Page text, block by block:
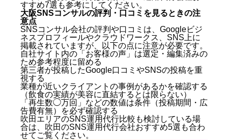
すすめ7選 も参考にしてください。
大阪SNSコンサルの評判・口コミを見るときの注
意点
SNSコンサル会社の評判や口コミは、Googleビジ
ネスプロフィールやクラウドワークス、SNS上に
掲載されていますが、以下の点に注意が必要です。
自社サイト内の「お客様の声」は選定・編集済みの
ため参考程度に留める
第三者が投稿したGoogle口コミやSNSの投稿を重
視する
業種が近いクライアントの事例があるかを確認する
（飲食の実績が美容に直結するとは限らない）
「再生数◯万回」などの数値は条件（投稿期間・広
告費有無）を必ず確認する
吹田エリアのSNS運用代行比較も検討している場
合は、 吹田のSNS運用代行会社おすすめ5選 も合わ
せてご覧ください。